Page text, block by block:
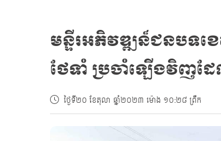
មន្ទីរអភិវឌ្ឍន៏ជនបទខេ
ថែទាំ ប្រចាំឡើងវិញដ
ថ្ងៃទី២០ ខែតុលា ឆ្នាំ២០២៣ ម៉ោង ១០:២៨ ព្រឹក